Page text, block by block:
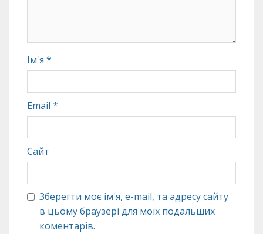
Ім'я *
Email *
Сайт
Зберегти моє ім'я, e-mail, та адресу сайту
в цьому браузері для моїх подальших
коментарів.